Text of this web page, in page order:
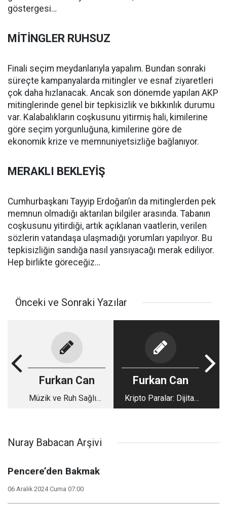
göstergesi…
MİTİNGLER RUHSUZ
Finali seçim meydanlarıyla yapalım. Bundan sonraki
süreçte kampanyalarda mitingler ve esnaf ziyaretleri
çok daha hızlanacak. Ancak son dönemde yapılan AKP
mitinglerinde genel bir tepkisizlik ve bıkkınlık durumu
var. Kalabalıkların coşkusunu yitirmiş hali, kimilerine
göre seçim yorgunluğuna, kimilerine göre de
ekonomik krize ve memnuniyetsizliğe bağlanıyor.
MERAKLI BEKLEYİŞ
Cumhurbaşkanı Tayyip Erdoğan’ın da mitinglerden pek
memnun olmadığı aktarılan bilgiler arasında. Tabanın
coşkusunu yitirdiği, artık açıklanan vaatlerin, verilen
sözlerin vatandaşa ulaşmadığı yorumları yapılıyor. Bu
tepkisizliğin sandığa nasıl yansıyacağı merak ediliyor.
Hep birlikte göreceğiz…
Önceki ve Sonraki Yazılar
Furkan Can
Müzik ve Ruh Sağlığı:
Furkan Can
Kripto Paralar: Dijital
Dönüşümün Simgesi
Nuray Babacan Arşivi
Pencere’den Bakmak
06 Aralık 2024 Cuma 07:00